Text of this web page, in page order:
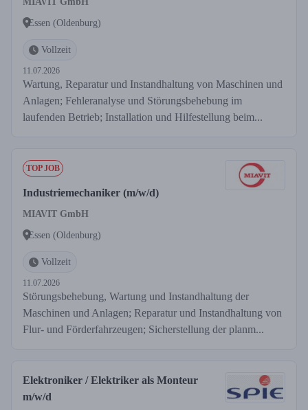
Essen (Oldenburg)
Vollzeit
11.07.2026
Wartung, Reparatur und Instandhaltung von Maschinen und
Anlagen; Fehleranalyse und Störungsbehebung im
laufenden Betrieb; Installation und Hilfestellung beim...
TOP JOB
Industriemechaniker (m/w/d)
MIAVIT GmbH
Essen (Oldenburg)
Vollzeit
11.07.2026
Störungsbehebung, Wartung und Instandhaltung der
Maschinen und Anlagen; Reparatur und Instandhaltung von
Flur- und Förderfahrzeugen; Sicherstellung der planm...
Elektroniker / Elektriker als Monteur
m/w/d